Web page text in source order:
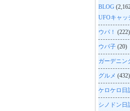
BLOG
UFOキャッ
ウパ！ (222)
ウパ子 (20)
ガーデニン
グルメ (432)
ケロケロ日
シノドン日